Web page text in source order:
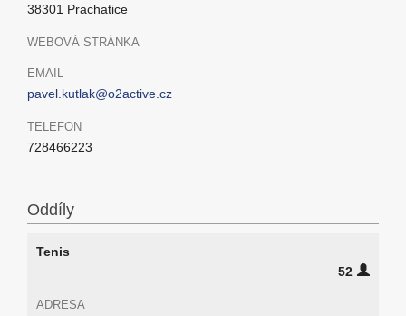
38301 Prachatice
WEBOVÁ STRÁNKA
EMAIL
pavel.kutlak@o2active.cz
TELEFON
728466223
Oddíly
Tenis
52
ADRESA